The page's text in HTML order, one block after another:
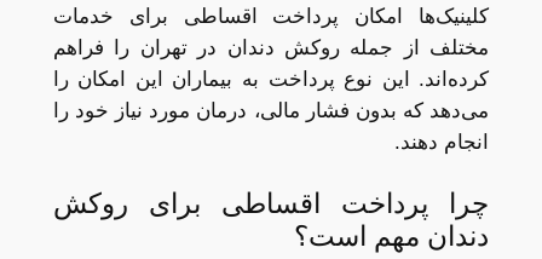
کلینیک‌ها امکان پرداخت اقساطی برای خدمات
مختلف از جمله روکش دندان در تهران را فراهم
کرده‌اند. این نوع پرداخت به بیماران این امکان را
می‌دهد که بدون فشار مالی، درمان مورد نیاز خود را
انجام دهند.
چرا پرداخت اقساطی برای روکش
دندان مهم است؟